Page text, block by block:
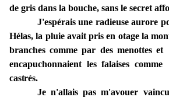
de gris dans la bouche, sans le secret
J'espérais une radieuse aurore
Hélas, la pluie avait pris en otage la
branches comme par des menottes et
encapuchonnaient les falaises comme
castrés.
Je n'allais pas m'avouer